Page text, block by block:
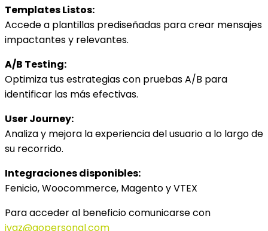
Templates Listos:
Accede a plantillas prediseñadas para crear mensajes
impactantes y relevantes.
A/B Testing:
Optimiza tus estrategias con pruebas A/B para
identificar las más efectivas.
User Journey:
Analiza y mejora la experiencia del usuario a lo largo de
su recorrido.
Integraciones disponibles:
Fenicio, Woocommerce, Magento y VTEX
Para acceder al beneficio comunicarse con
jvaz@gopersonal.com